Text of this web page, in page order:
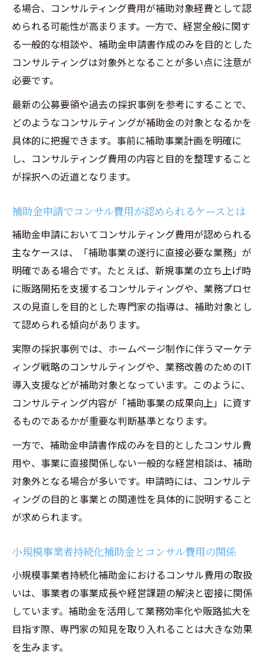
る場合、コンサルティング費用が補助対象経費として認
められる可能性が高まります。一方で、経営全般に関す
る一般的な相談や、補助金申請書作成のみを目的とした
コンサルティングは対象外となることが多い点に注意が
必要です。
最新の公募要領や過去の採択事例を参考にすることで、
どのようなコンサルティングが補助金の対象となるかを
具体的に把握できます。事前に補助事業計画を明確に
し、コンサルティング費用の内容と目的を整理すること
が採択への近道となります。
補助金申請でコンサル費用が認められるケースとは
補助金申請においてコンサルティング費用が認められる
主なケースは、「補助事業の遂行に直接必要な業務」が
明確である場合です。たとえば、新規事業の立ち上げ時
に販路開拓を支援するコンサルティングや、業務プロセ
スの見直しを目的とした専門家の指導は、補助対象とし
て認められる傾向があります。
実際の採択事例では、ホームページ制作に伴うマーケテ
ィング戦略のコンサルティングや、業務改善のためのIT
導入支援などが補助対象となっています。このように、
コンサルティング内容が「補助事業の成果向上」に資す
るものであるかが重要な判断基準となります。
一方で、補助金申請書作成のみを目的としたコンサル費
用や、事業に直接関係しない一般的な経営相談は、補助
対象外となる場合が多いです。申請時には、コンサルテ
ィングの目的と事業との関連性を具体的に説明すること
が求められます。
小規模事業者持続化補助金とコンサル費用の関係
小規模事業者持続化補助金におけるコンサル費用の取扱
いは、事業者の事業成長や経営課題の解決と密接に関係
しています。補助金を活用して業務効率化や販路拡大を
目指す際、専門家の知見を取り入れることは大きな効果
を生みます。